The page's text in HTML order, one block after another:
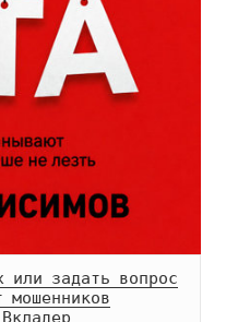
или задать вопрос
мошенников